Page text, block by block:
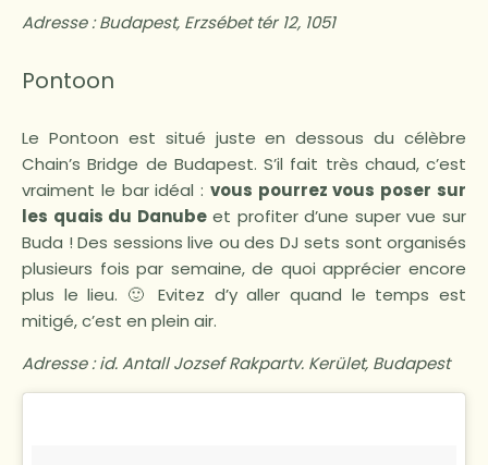
Adresse :Budapest, Erzsébet tér 12, 1051
Pontoon
Le Pontoon est situé juste en dessous du célèbre
Chain’s Bridge de Budapest. S’il fait très chaud, c’est
vraiment le bar idéal : vous pourrez vous poser sur
les quais du Danubeet profiter d’une super vue sur
Buda ! Des sessions live ou des DJ sets sont organisés
plusieurs fois par semaine, de quoi apprécier encore
plus le lieu. 🙂 Evitez d’y aller quand le temps est
mitigé, c’est en plein air.
Adresse : id. Antall Jozsef Rakpartv. Kerület, Budapest